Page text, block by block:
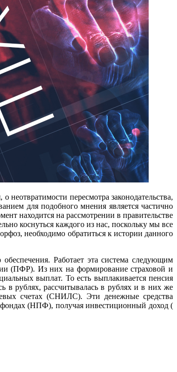
пересмотра законодательства,
для подобного мнения является частично
находится на рассмотрении в правительстве
коснуться каждого из нас, поскольку мы все
необходимо обратиться к истории данного
Работает эта система следующим
(ПФР). Из них на формирование страховой и
выплат. То есть выплакивается пенсия
в рублях, рассчитывалась в рублях и в них же
счетах (СНИЛС). Эти денежные средства
(НПФ), получая инвестиционный доход (